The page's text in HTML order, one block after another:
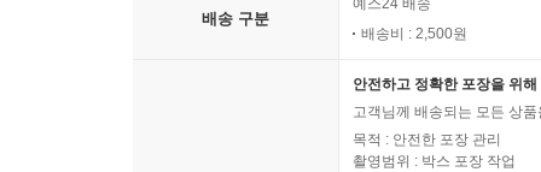
배송 구분
예스24 배송
배송비 : 2,500원
안전하고 정확한 포장을 위
고객님께 배송되는 모든 상
목적 : 안전한 포장 관리
촬영범위 : 박스 포장 작업